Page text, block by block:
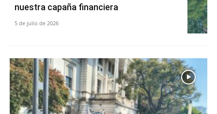
nuestra capaña financiera
5 de julio de 2026